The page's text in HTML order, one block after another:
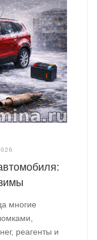
многие
реагенты и